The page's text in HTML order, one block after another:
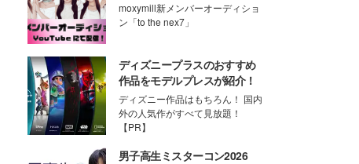
moxymill新メンバーオーディショ
ン「to the nex7」
ディズニープラスのおすすめ
作品をモデルプレスが紹介！
ディズニー作品はもちろん！ 国内
外の人気作がすべて見放題！
【PR】
男子高生ミスターコン2026